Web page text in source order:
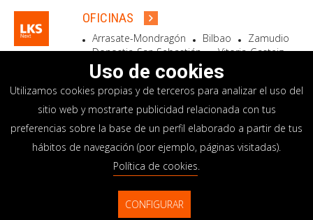
OFICINAS
Arrasate-Mondragón Bilbao
Zamudio
Donostia-San Sebastián
Vitoria-Gasteiz
Madrid
El Astillero Bidart
SEDE SOCIAL
Goiru, 7 Arrasate-Mondragón
CP 20500 GIPUZKOA – SPAIN
+34 900 84 14 14
info@lksnext.com
Aviso legal Portal de privacidad
Uso de cookies
Utilizamos cookies propias y de terceros para analizar el uso del
sitio web y mostrarte publicidad relacionada con tus
preferencias sobre la base de un perfil elaborado a partir de tus
hábitos de navegación (por ejemplo, páginas visitadas).
Política de cookies.
CONFIGURAR